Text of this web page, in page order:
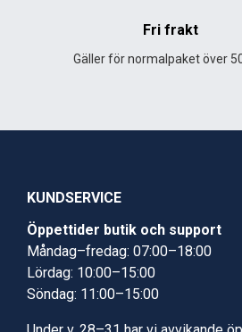
Fri frakt
Gäller för normalpaket över
KUNDSERVICE
Öppettider butik och support
Måndag–fredag: 07:00–18:00
Lördag: 10:00–15:00
Söndag: 11:00–15:00